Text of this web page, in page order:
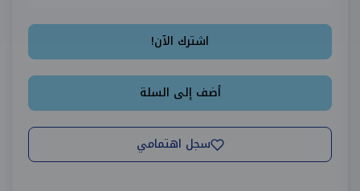
اشترك الآن!
أضف إلى السلة
سجل اهتمامي